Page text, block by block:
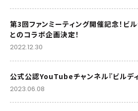
第3回ファンミーティング開催記念！ビ
とのコラボ企画決定！
2022.12.30
公式公認YouTubeチャンネル『ビルデ
2023.06.08